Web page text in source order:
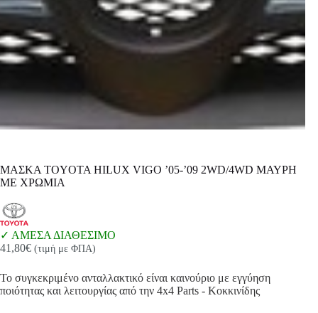
ΜΑΣΚΑ TOYOTA HILUX VIGO ’05-’09 2WD/4WD ΜΑΥΡΗ
ΜΕ ΧΡΩΜΙΑ
ΑΜΕΣΑ ΔΙΑΘΕΣΙΜΟ
41,80€ (τιμή με ΦΠΑ)
Το συγκεκριμένο ανταλλακτικό είναι καινούριο με εγγύηση
ποιότητας και λειτουργίας από την 4x4 Parts - Κοκκινίδης